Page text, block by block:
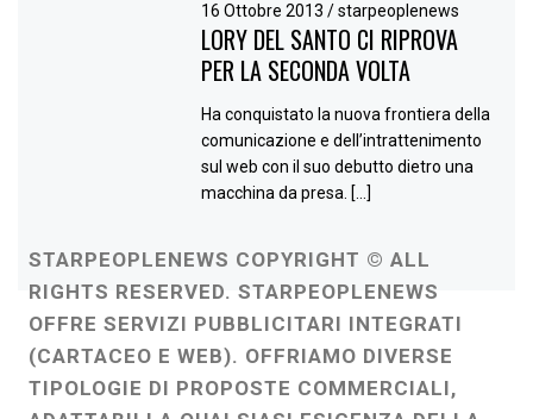
16 Ottobre 2013/ starpeoplenews
LORY DEL SANTO CI RIPROVA
PER LA SECONDA VOLTA
Ha conquistato la nuova frontiera della
comunicazione e dell’intrattenimento
sul web con il suo debutto dietro una
macchina da presa. […]
STARPEOPLENEWS COPYRIGHT © ALL
RIGHTS RESERVED. STARPEOPLENEWS
OFFRE SERVIZI PUBBLICITARI INTEGRATI
(CARTACEO E WEB). OFFRIAMO DIVERSE
TIPOLOGIE DI PROPOSTE COMMERCIALI,